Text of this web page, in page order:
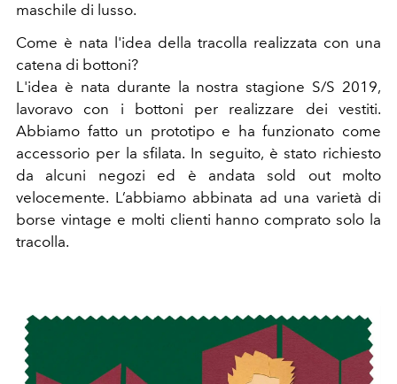
maschile di lusso.
Come è nata l'idea della tracolla realizzata con una
catena di bottoni?
L'idea è nata durante la nostra stagione S/S 2019,
lavoravo con i bottoni per realizzare dei vestiti.
Abbiamo fatto un prototipo e ha funzionato come
accessorio per la sfilata. In seguito, è stato richiesto
da alcuni negozi ed è andata sold out molto
velocemente. L’abbiamo abbinata ad una varietà di
borse vintage e molti clienti hanno comprato solo la
tracolla.